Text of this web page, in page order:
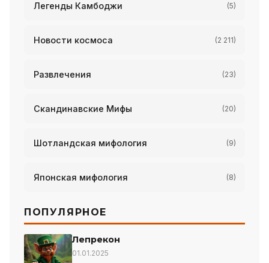
Легенды Камбоджи (5)
Новости космоса (2 211)
Развлечения (23)
Скандинавские Мифы (20)
Шотландская мифология (9)
Японская мифология (8)
ПОПУЛЯРНОЕ
Лепрекон
01.01.2025